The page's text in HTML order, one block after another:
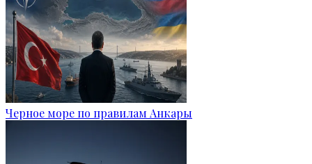
Черное море по правилам Анкары